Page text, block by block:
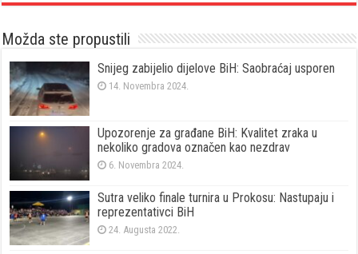
Možda ste propustili
Snijeg zabijelio dijelove BiH: Saobraćaj usporen
14. Novembra 2024.
Upozorenje za građane BiH: Kvalitet zraka u
nekoliko gradova označen kao nezdrav
6. Novembra 2024.
Sutra veliko finale turnira u Prokosu: Nastupaju i
reprezentativci BiH
24. Augusta 2022.